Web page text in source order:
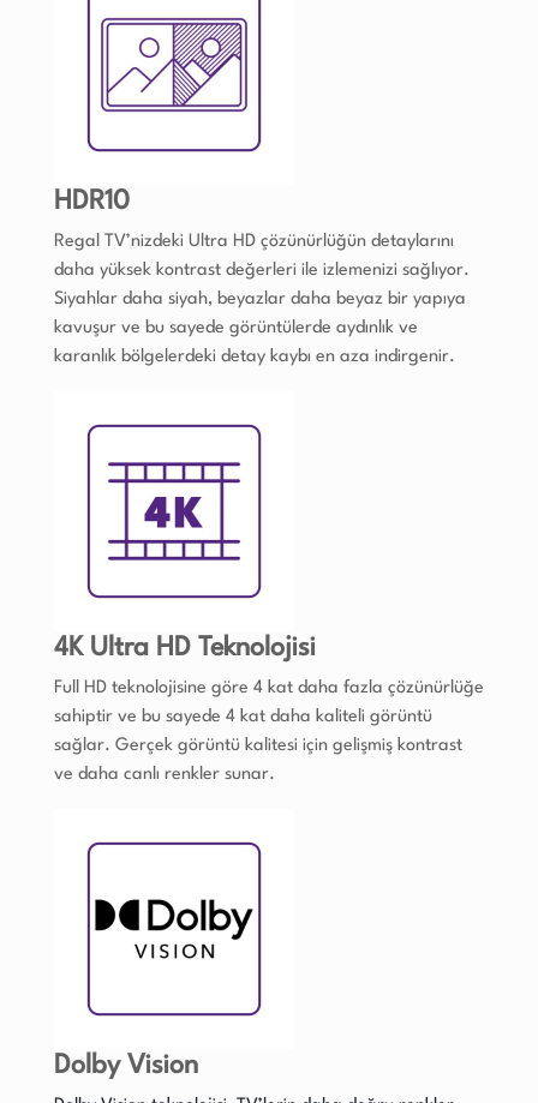
HDR10
Regal TV’nizdeki Ultra HD çözünürlüğün detaylarını
daha yüksek kontrast değerleri ile izlemenizi sağlıyor.
Siyahlar daha siyah, beyazlar daha beyaz bir yapıya
kavuşur ve bu sayede görüntülerde aydınlık ve
karanlık bölgelerdeki detay kaybı en aza indirgenir.
4K Ultra HD Teknolojisi
Full HD teknolojisine göre 4 kat daha fazla çözünürlüğe
sahiptir ve bu sayede 4 kat daha kaliteli görüntü
sağlar. Gerçek görüntü kalitesi için gelişmiş kontrast
ve daha canlı renkler sunar.
Dolby Vision